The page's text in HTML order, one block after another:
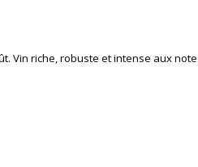
Vin riche, robuste et intense aux